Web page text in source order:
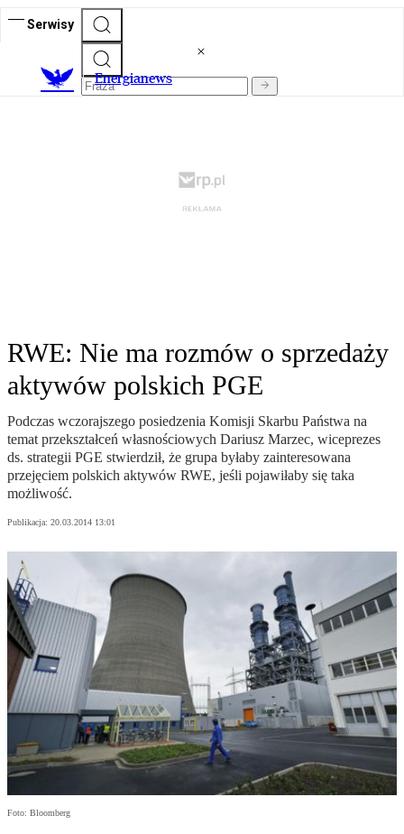
Serwisy
Energianews
RWE: Nie ma rozmów o sprzedaży
aktywów polskich PGE
Podczas wczorajszego posiedzenia Komisji Skarbu Państwa na
temat przekształceń własnościowych Dariusz Marzec, wiceprezes
ds. strategii PGE stwierdził, że grupa byłaby zainteresowana
przejęciem polskich aktywów RWE, jeśli pojawiłaby się taka
możliwość.
Publikacja: 20.03.2014 13:01
Foto: Bloomberg